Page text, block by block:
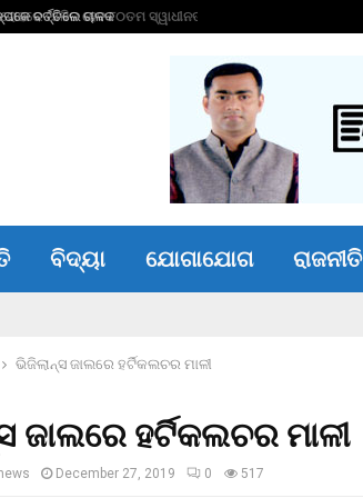
ବର୍ତ୍ତିଲେ ଚାଳକ
ବିଦ୍ୟା ଯୋଗାଯୋଗ ରାଜନୀତି
ଭିଜିଲାନ୍ସ ଜାଲରେ ହର୍ଟିକଲଚର ମାଳୀ
ଜାଲରେ ହର୍ଟିକଲଚର ମାଳୀ
December 27, 2019 0 517